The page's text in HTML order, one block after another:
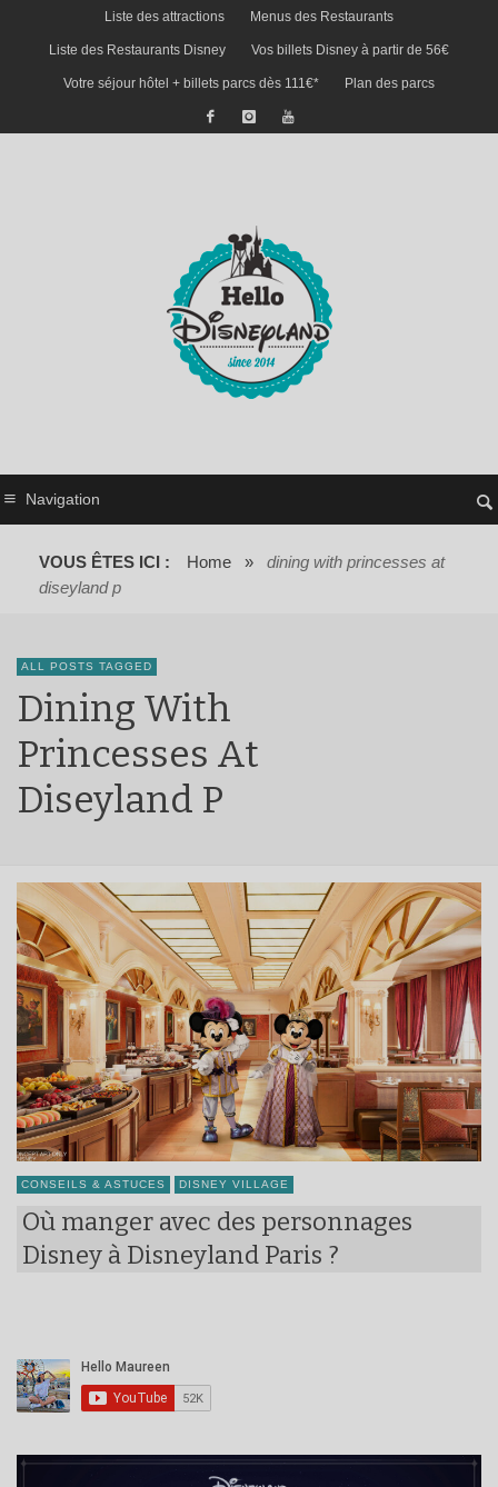
Liste des attractions Menus des Restaurants
Liste des Restaurants Disney Vos billets Disney à partir de 56€
Votre séjour hôtel + billets parcs dès 111€* Plan des parcs
Navigation
VOUS ÊTES ICI : Home »
dining with princesses at
diseyland p
ALL POSTS TAGGED
Dining With
Princesses At
Diseyland P
CONSEILS & ASTUCES DISNEY VILLAGE
Où manger avec des personnages
Disney à Disneyland Paris ?